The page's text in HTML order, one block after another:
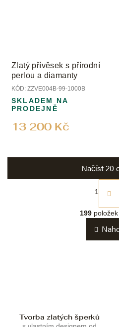
Zlatý přívěsek s přírodní
perlou a diamanty
KÓD: ZZVE004B-99-1000B
13 200 Kč
SKLADEM NA
PRODEJNĚ
v
l
á
d
Načíst 20
S
t
á
n
k
1
199
Tvorba zlatých šperků